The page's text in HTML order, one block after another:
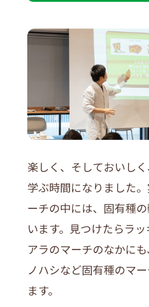
楽しく、そしておいし
学ぶ時間になりました
ーチの中には、固有種
います。見つけたらラ
アラのマーチのなかに
ノハシなど固有種のマ
ます。